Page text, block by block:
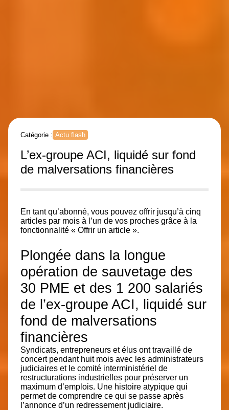
Catégorie : Actu flash
L’ex-groupe ACI, liquidé sur fond
de malversations financières
En tant qu’abonné, vous pouvez offrir jusqu’à cinq
articles par mois à l’un de vos proches grâce à la
fonctionnalité « Offrir un article ».
Plongée dans la longue
opération de sauvetage des
30 PME et des 1 200 salariés
de l’ex-groupe ACI, liquidé sur
fond de malversations
financières
Syndicats, entrepreneurs et élus ont travaillé de
concert pendant huit mois avec les administrateurs
judiciaires et le comité interministériel de
restructurations industrielles pour préserver un
maximum d’emplois. Une histoire atypique qui
permet de comprendre ce qui se passe après
l’annonce d’un redressement judiciaire.